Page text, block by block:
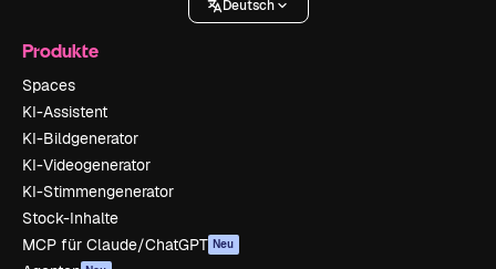
Deutsch
Produkte
Spaces
KI-Assistent
KI-Bildgenerator
KI-Videogenerator
KI-Stimmengenerator
Stock-Inhalte
MCP für Claude/ChatGPT Neu